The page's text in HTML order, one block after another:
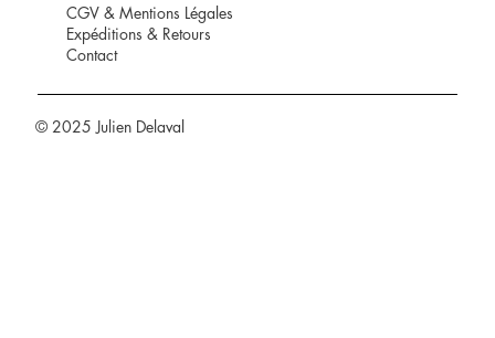
CGV & Mentions Légales
Expéditions & Retours
Contact
© 2025 Julien Delaval